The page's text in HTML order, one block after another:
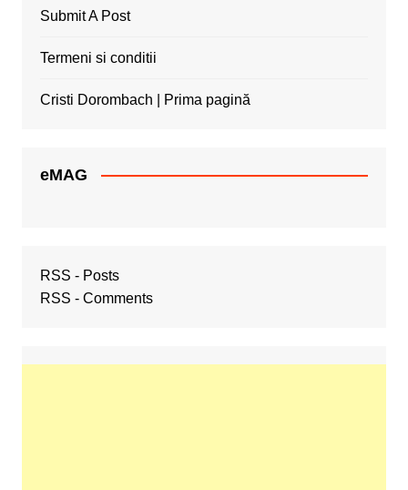
Submit A Post
Termeni si conditii
Cristi Dorombach | Prima pagină
eMAG
RSS - Posts
RSS - Comments